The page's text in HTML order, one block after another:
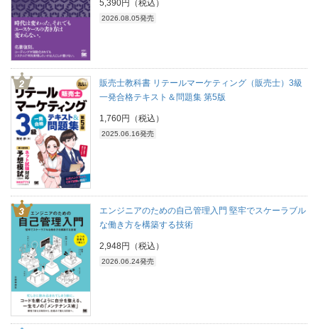
5,390円（税込）
2026.08.05発売
販売士教科書 リテールマーケティング（販売士）3級
一発合格テキスト＆問題集 第5版
1,760円（税込）
2025.06.16発売
エンジニアのための自己管理入門 堅牢でスケーラブル
な働き方を構築する技術
2,948円（税込）
2026.06.24発売